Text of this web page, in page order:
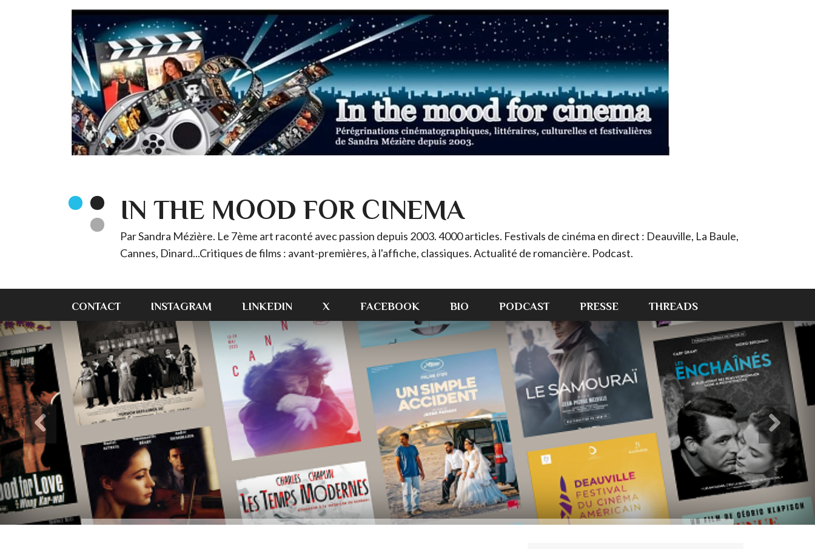
IN THE MOOD FOR CINEMA
Par Sandra Mézière. Le 7ème art raconté avec passion depuis 2003. 4000 articles. Festivals de cinéma en direct : Deauville, La Baule,
Cannes, Dinard...Critiques de films : avant-premières, à l'affiche, classiques. Actualité de romancière. Podcast.
CONTACT INSTAGRAM LINKEDIN X FACEBOOK BIO PODCAST PRESSE THREADS